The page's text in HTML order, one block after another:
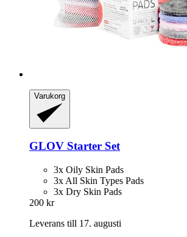
Varukorg
GLOV Starter Set
3x Oily Skin Pads
3x All Skin Types Pads
3x Dry Skin Pads
200 kr
Leverans till 17. augusti